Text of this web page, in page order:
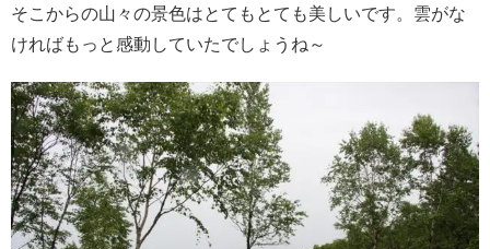
そこからの山々の景色はとてもとても美しいです。雲がな
ければもっと感動していたでしょうね～